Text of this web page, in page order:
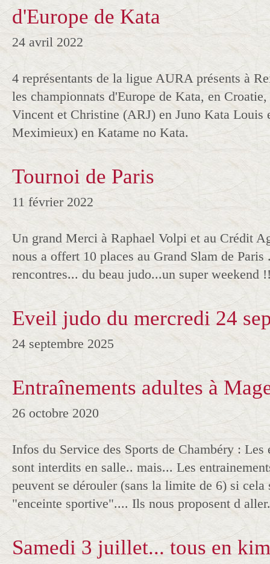
d'Europe de Kata
24 avril 2022
4 représentants de la ligue AURA présents à
les championnats d'Europe de Kata, en
Vincent et Christine (ARJ) en Juno Kata Louis
Meximieux) en Katame no Kata.
Tournoi de Paris
11 février 2022
Un grand Merci à Raphael Volpi et au Crédit
nous a offert 10 places au Grand Slam de Paris
rencontres... du beau judo...un super weekend
Eveil judo du mercredi 24
24 septembre 2025
Entraînements adultes à
26 octobre 2020
Infos du Service des Sports de Chambéry : Les
sont interdits en salle.. mais... Les
peuvent se dérouler (sans la limite de 6) si cela
"enceinte sportive".... Ils nous proposent d
Samedi 3 juillet... tous en